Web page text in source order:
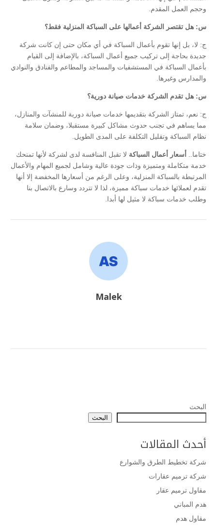
وحجم العمل المقدم.
س: هل تقتصر الشركة أعمالها على السباكة المنزلية فقط؟
ج: لا، بل إنها تقوم بأعمال السباكة في أي مكان حتى إن كانت شركة
جديدة بحاجة إلى تركيب جميع أعمال السباكة، بالإضافة إلى القيام
بأعمال السباكة في المستشفيات والمساجد والمطاعم والفنادق والنوادي
والمدارس وغيرها.
س: هل تقدم الشركة خدمات صيانة دورية؟
ج: نعم، تمتاز الشركة بتقديمها خدمات صيانة دورية للمنشآت والمنازل،
مما يساهم في تجنب حدوث مشاكل كبيرة مستقبلا، وضمان سلامة
نظام السباكة وتقليل التكلفة على المدى الطويل.
ختاما.. أسعار أعمال السباكة لا تقبل المنافسة لدى لشركة لأنها تمنحك
خدمة متكاملة ومتميزة وذات جودة عالية وشامل لجميع المهام والأعمال
المرتبطة بالسباكة المنزلية، وعلى الرغم من أسعارها المخفضة إلا أنها
تقدم لعملائها خدمات سباكة مميزة، لذا لا تتردد وسارع بالاتصال بنا
وطلب خدمات سباكة لا مثيل لها أبدا.
Malek
البحث
البحث
أحدث المقالات
شركة تخطيط الطرق والشوارع
شركة ترميم عقارات
مقاول ترميم عقار
هدم المباني
مقاول هدم